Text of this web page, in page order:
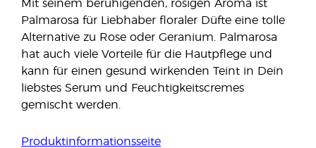
Mit seinem beruhigenden, rosigen Aroma ist
Palmarosa für Liebhaber floraler Düfte eine tolle
Alternative zu Rose oder Geranium. Palmarosa
hat auch viele Vorteile für die Hautpflege und
kann für einen gesund wirkenden Teint in Dein
liebstes Serum und Feuchtigkeitscremes
gemischt werden.
Produktinformationsseite